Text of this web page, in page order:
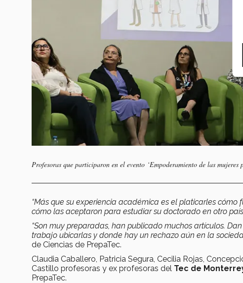
Profesoras que participaron en el evento ‘Empoderamiento de las mujeres
“Más que su experiencia académica es el platicarles cómo
cómo las aceptaron para estudiar su doctorado en otro
“Son muy preparadas, han publicado muchos artículos.
trabajo ubicarlas y donde hay un rechazo aún en la
de Ciencias de PrepaTec.
Claudia Caballero, Patricia Segura, Cecilia Rojas,
Castillo profesoras y ex profesoras del Tec de
PrepaTec.